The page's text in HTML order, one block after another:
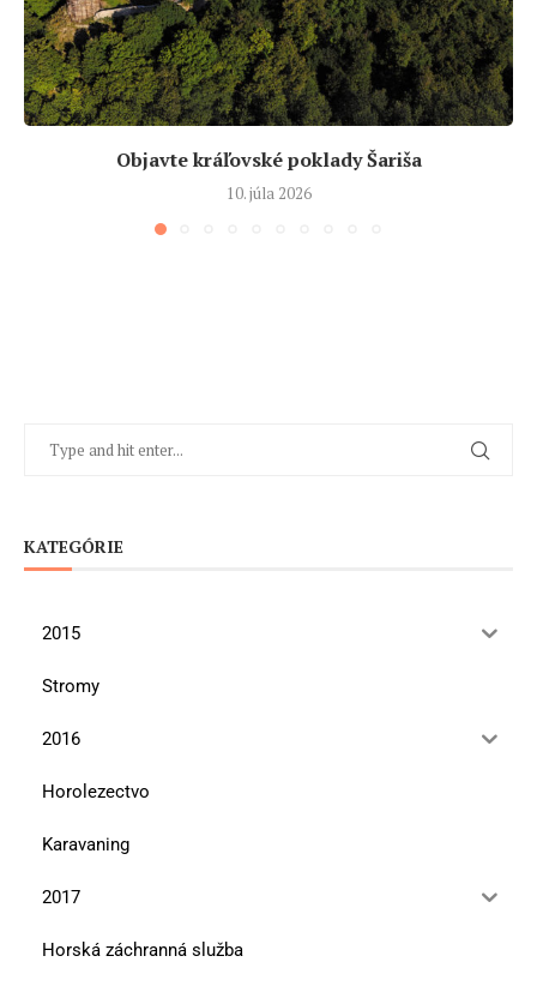
Objavte kráľovské poklady Šariša
10. júla 2026
KATEGÓRIE
2015
Stromy
2016
Horolezectvo
Karavaning
2017
Horská záchranná služba